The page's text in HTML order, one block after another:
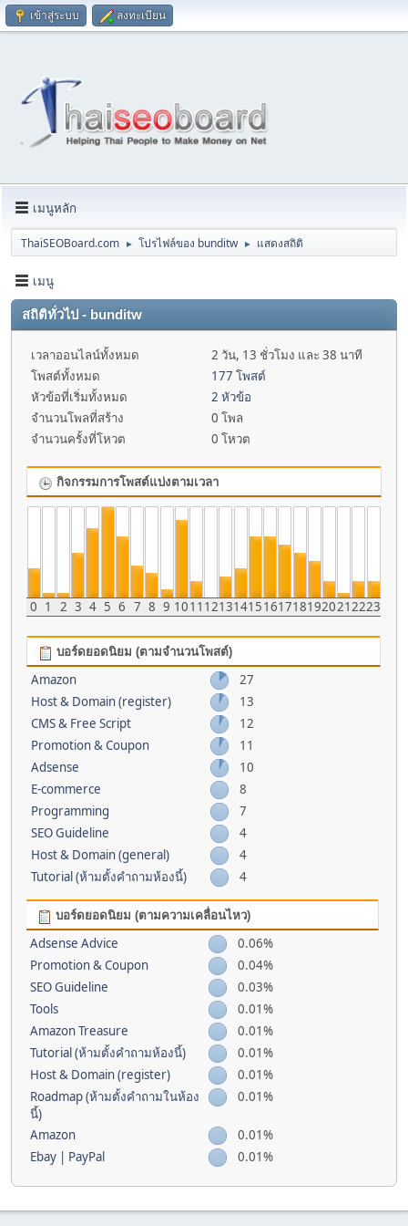
เข้าสู่ระบบ ลงทะเบียน
เมนูหลัก
ThaiSEOBoard.com ► โปรไฟล์ของ bunditw ► แสดงสถิติ
เมนู
สถิติทั่วไป - bunditw
เวลาออนไลน์ทั้งหมด
2 วัน, 13 ชั่วโมง และ 38 นาที
โพสต์ทั้งหมด
177 โพสต์
หัวข้อที่เริ่มทั้งหมด
2 หัวข้อ
จำนวนโพลที่สร้าง
0 โพล
จำนวนครั้งที่โหวต
0 โหวต
กิจกรรมการโพสต์แบ่งตามเวลา
0 1 2 3 4 5 6 7 8 9 1011 121314151617181920212223
บอร์ดยอดนิยม (ตามจำนวนโพสต์)
Amazon
27
Host & Domain (register)
13
CMS & Free Script
12
Promotion & Coupon
11
Adsense
10
E-commerce
8
Programming
7
SEO Guideline
4
Host & Domain (general)
4
Tutorial (ห้ามตั้งคำถามห้องนี้)
4
บอร์ดยอดนิยม (ตามความเคลื่อนไหว)
Adsense Advice
0.06%
Promotion & Coupon
0.04%
SEO Guideline
0.03%
Tools
0.01%
Amazon Treasure
0.01%
Tutorial (ห้ามตั้งคำถามห้องนี้)
0.01%
Host & Domain (register)
0.01%
Roadmap (ห้ามตั้งคำถามในห้อง
นี้)
0.01%
Amazon
0.01%
Ebay | PayPal
0.01%